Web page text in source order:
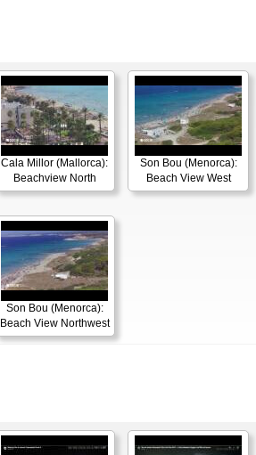
Cala Millor (Mallorca):
Beachview North
Son Bou (Menorca):
Beach View West
Son Bou (Menorca):
Beach View Northwest